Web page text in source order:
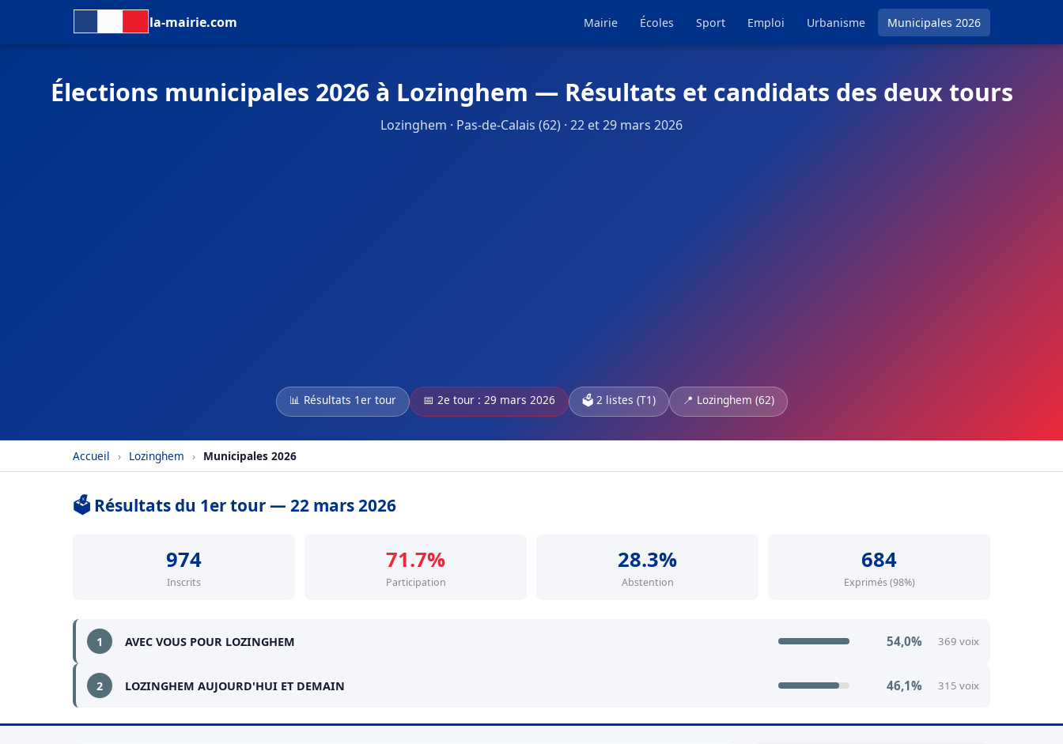
la-mairie.com Mairie Écoles Sport Emploi Urbanisme Municipales 2026
Élections municipales 2026 à Lozinghem — Résultats et candidats des deux tours
Lozinghem · Pas-de-Calais (62) · 22 et 29 mars 2026
📊 Résultats 1er tour 📅 2e tour : 29 mars 2026 🗳️ 2 listes (T1) 📍 Lozinghem (62)
Accueil › Lozinghem › Municipales 2026
🗳️ Résultats du 1er tour — 22 mars 2026
974
Inscrits
71.7%
Participation
28.3%
Abstention
684
Exprimés (98%)
1 AVEC VOUS POUR LOZINGHEM 54,0% 369 voix
2 LOZINGHEM AUJOURD'HUI ET DEMAIN 46,1% 315 voix